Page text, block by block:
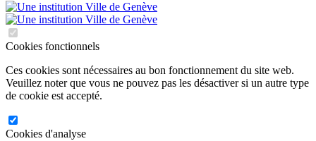
Cookies fonctionnels
Ces cookies sont nécessaires au bon fonctionnement du site web.
Veuillez noter que vous ne pouvez pas les désactiver si un autre type
de cookie est accepté.
Cookies d'analyse